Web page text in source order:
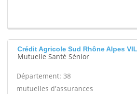
Crédit Agricole Sud Rhône Alpes
Mutuelle Santé Sénior
Département: 38
mutuelles d'assurances